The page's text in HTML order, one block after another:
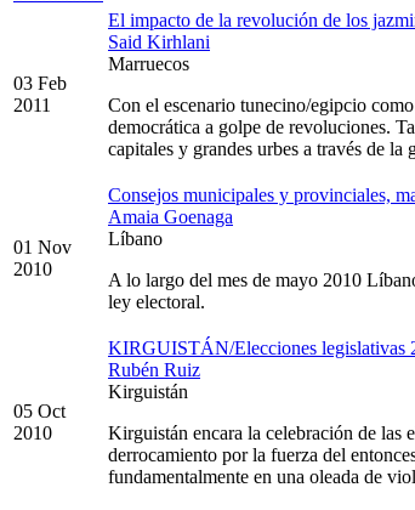
03 Feb
2011
El impacto de la revolución de los
Said Kirhlani
Marruecos
Con el escenario tunecino/egipcio
democrática a golpe de revoluciones.
capitales y grandes urbes a través de la
01 Nov
2010
Consejos municipales y provinciales,
Amaia Goenaga
Líbano
A lo largo del mes de mayo 2010
ley electoral.
05 Oct
2010
KIRGUISTÁN/Elecciones legislativas
Rubén Ruiz
Kirguistán
Kirguistán encara la celebración de las
derrocamiento por la fuerza del
fundamentalmente en una oleada de